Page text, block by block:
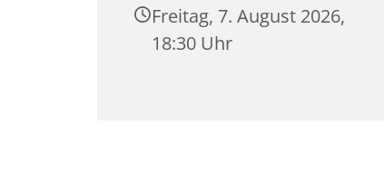
Freitag, 7. August 2026,
18:30 Uhr